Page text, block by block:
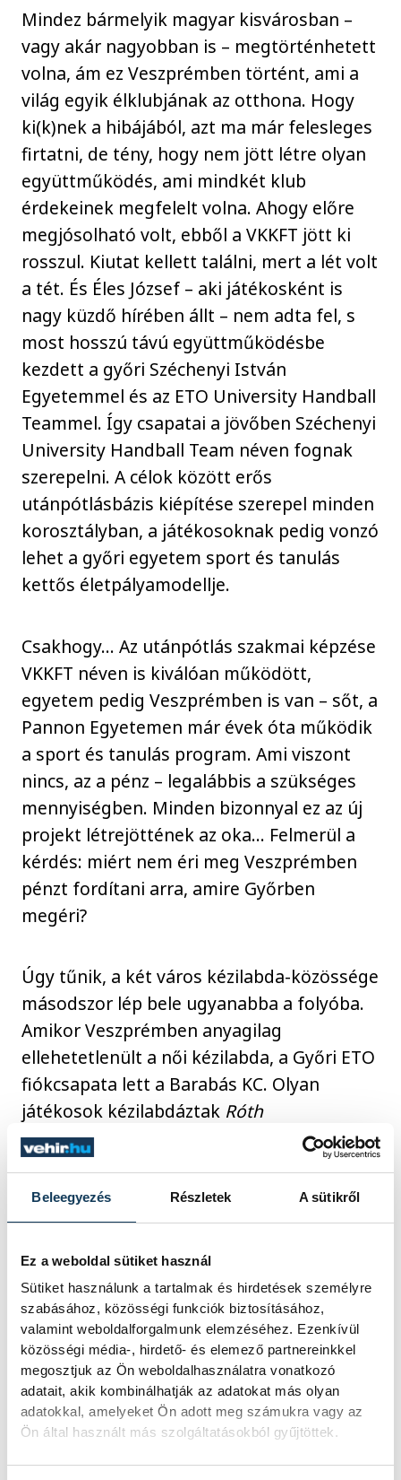
Beleegyezés Részletek A sütikről
Ez a weboldal sütiket használ
Sütiket használunk a tartalmak és hirdetések személyre
szabásához, közösségi funkciók biztosításához,
valamint weboldalforgalmunk elemzéséhez. Ezenkívül
közösségi média-, hirdető- és elemező partnereinkkel
megosztjuk az Ön weboldalhasználatra vonatkozó
adatait, akik kombinálhatják az adatokat más olyan
adatokkal, amelyeket Ön adott meg számukra vagy az
Ön által használt más szolgáltatásokból gyűjtöttek.
Mindez bármelyik magyar kisvárosban –
vagy akár nagyobban is – megtörténhetett
volna, ám ez Veszprémben történt, ami a
világ egyik élklubjának az otthona. Hogy
ki(k)nek a hibájából, azt ma már felesleges
firtatni, de tény, hogy nem jött létre olyan
együttműködés, ami mindkét klub
érdekeinek megfelelt volna. Ahogy előre
megjósolható volt, ebből a VKKFT jött ki
rosszul. Kiutat kellett találni, mert a lét volt
a tét. És Éles József – aki játékosként is
nagy küzdő hírében állt – nem adta fel, s
most hosszú távú együttműködésbe
kezdett a győri Széchenyi István
Egyetemmel és az ETO University Handball
Teammel. Így csapatai a jövőben Széchenyi
University Handball Team néven fognak
szerepelni. A célok között erős
utánpótlásbázis kiépítése szerepel minden
korosztályban, a játékosoknak pedig vonzó
lehet a győri egyetem sport és tanulás
kettős életpályamodellje.
Csakhogy... Az utánpótlás szakmai képzése
VKKFT néven is kiválóan működött,
egyetem pedig Veszprémben is van – sőt, a
Pannon Egyetemen már évek óta működik
a sport és tanulás program. Ami viszont
nincs, az a pénz – legalábbis a szükséges
mennyiségben. Minden bizonnyal ez az új
projekt létrejöttének az oka... Felmerül a
kérdés: miért nem éri meg Veszprémben
pénzt fordítani arra, amire Győrben
megéri?
Úgy tűnik, a két város kézilabda-közössége
másodszor lép bele ugyanabba a folyóba.
Amikor Veszprémben anyagilag
ellehetetlenült a női kézilabda, a Győri ETO
fiókcsapata lett a Barabás KC. Olyan
játékosok kézilabdáztak Róth
Kálmáncsapatában, mint
Szemerey Zsófi,
Planéta Szimonetta, Takács Bianka, Tóth
GabiésTóth Eszter. Aztán a győriek egy
döntéssel Mosonmagyaróvárra
ha idővel valami hasonló történne a VKKFT-
vel is...
sport kézilabda
Veszprémi KKFT
Erről jut eszembe…
jegyzet
Éles József